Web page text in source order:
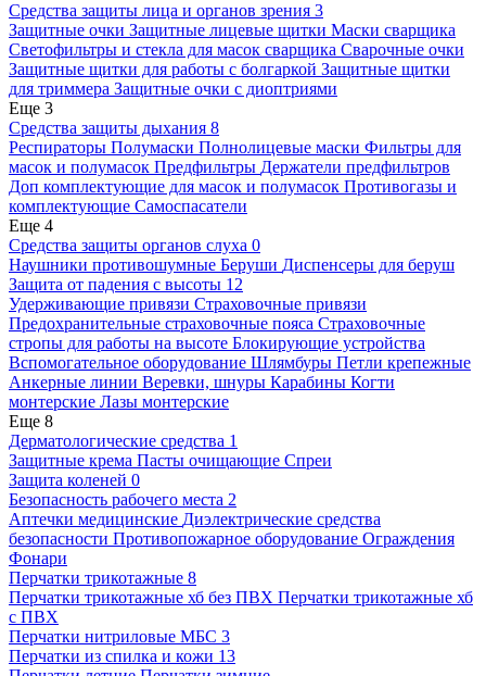
Средства защиты лица и органов зрения 3
Защитные очки Защитные лицевые щитки Маски сварщика
Светофильтры и стекла для масок сварщика Сварочные очки
Защитные щитки для работы с болгаркой Защитные щитки
для триммера Защитные очки с диоптриями
Еще 3
Средства защиты дыхания 8
Респираторы Полумаски Полнолицевые маски Фильтры для
масок и полумасок Предфильтры Держатели предфильтров
Доп комплектующие для масок и полумасок Противогазы и
комплектующие Самоспасатели
Еще 4
Средства защиты органов слуха 0
Наушники противошумные Беруши Диспенсеры для беруш
Защита от падения с высоты 12
Удерживающие привязи Страховочные привязи
Предохранительные страховочные пояса Страховочные
стропы для работы на высоте Блокирующие устройства
Вспомогательное оборудование Шлямбуры Петли крепежные
Анкерные линии Веревки, шнуры Карабины Когти
монтерские Лазы монтерские
Еще 8
Дерматологические средства 1
Защитные крема Пасты очищающие Спреи
Защита коленей 0
Безопасность рабочего места 2
Аптечки медицинские Диэлектрические средства
безопасности Противопожарное оборудование Ограждения
Фонари
Перчатки трикотажные 8
Перчатки трикотажные хб без ПВХ Перчатки трикотажные хб
с ПВХ
Перчатки нитриловые МБС 3
Перчатки из спилка и кожи 13